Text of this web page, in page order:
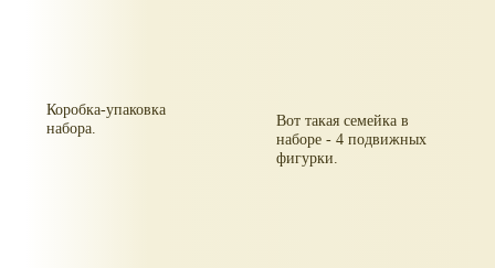
Коробка-упаковка
набора.
Вот такая семейка в
наборе - 4 подвижных
фигурки.